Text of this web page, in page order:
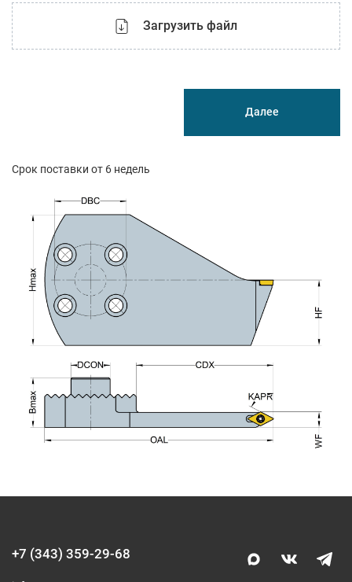
Срок поставки от 6 недель
Загрузить файл
Далее
+7 (343) 359-29-68